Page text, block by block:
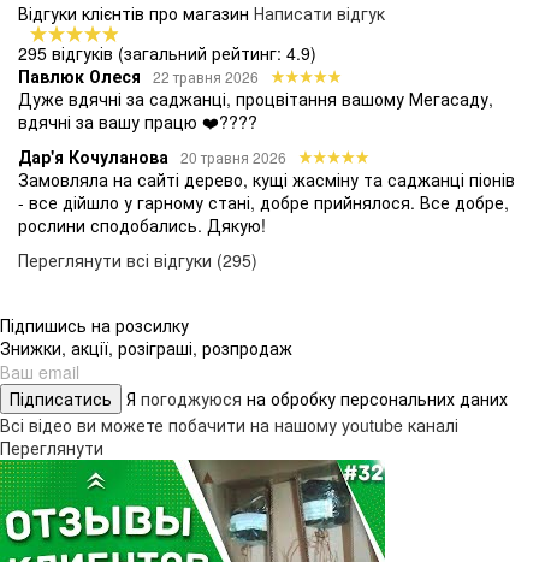
Відгуки клієнтів про магазин Написати відгук
295 відгуків (загальний рейтинг: 4.9)
Павлюк Олеся
22 травня 2026
Дуже вдячні за саджанці, процвітання вашому Мегасаду,
вдячні за вашу працю ❤️????
Дар'я Кочуланова 20 травня 2026
Замовляла на сайті дерево, кущі жасміну та саджанці піонів
- все дійшло у гарному стані, добре прийнялося. Все добре,
рослини сподобались. Дякую!
Переглянути всі відгуки (295)
Підпишись на розсилку
Знижки, акції, розіграші, розпродаж
Підписатись Я погоджуюся на обробку персональних даних
Всі відео ви можете побачити на нашому youtube каналі
Переглянути